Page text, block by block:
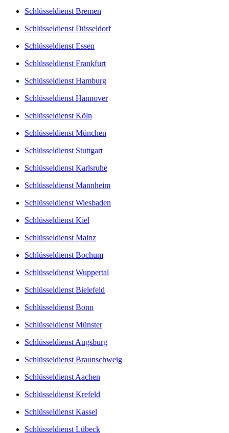
Schlüsseldienst Bremen
Schlüsseldienst Düsseldorf
Schlüsseldienst Essen
Schlüsseldienst Frankfurt
Schlüsseldienst Hamburg
Schlüsseldienst Hannover
Schlüsseldienst Köln
Schlüsseldienst München
Schlüsseldienst Stuttgart
Schlüsseldienst Karlsruhe
Schlüsseldienst Mannheim
Schlüsseldienst Wiesbaden
Schlüsseldienst Kiel
Schlüsseldienst Mainz
Schlüsseldienst Bochum
Schlüsseldienst Wuppertal
Schlüsseldienst Bielefeld
Schlüsseldienst Bonn
Schlüsseldienst Münster
Schlüsseldienst Augsburg
Schlüsseldienst Braunschweig
Schlüsseldienst Aachen
Schlüsseldienst Krefeld
Schlüsseldienst Kassel
Schlüsseldienst Lübeck